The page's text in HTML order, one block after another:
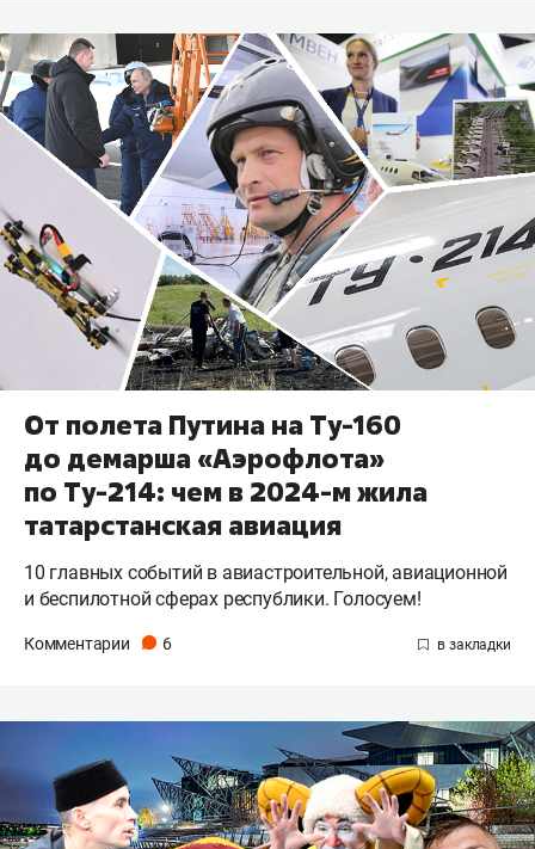
От полета Путина на Ту-160
до демарша «Аэрофлота»
по Ту-214: чем в 2024-м жила
татарстанская авиация
10 главных событий в авиастроительной, авиационной
и беспилотной сферах республики. Голосуем!
Комментарии 6